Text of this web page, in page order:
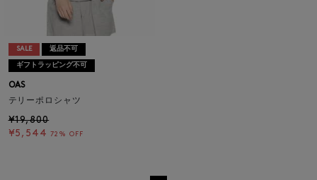
SALE 返品不可
ギフトラッピング不可
OAS
テリーポロシャツ
¥19,800
¥5,544 72% OFF